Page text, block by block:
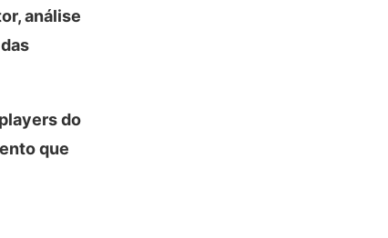
análise
do
que